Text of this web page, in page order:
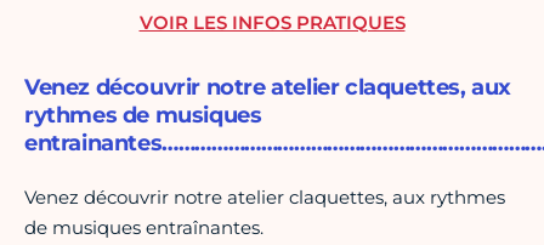
Venez découvrir notre atelier claquettes, aux
rythmes de musiques
Venez découvrir notre atelier claquettes, aux rythmes
de musiques entraînantes.
VOIR LES INFOS PRATIQUES